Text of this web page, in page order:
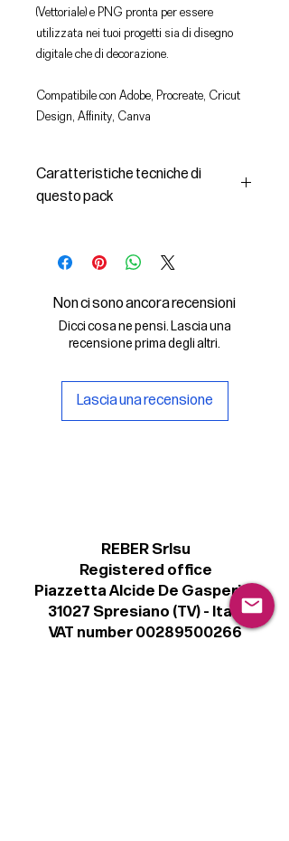
(Vettoriale) e PNG pronta per essere
utilizzata nei tuoi progetti sia di disegno
digitale che di decorazione.
Compatibile con Adobe, Procreate, Cricut
Design, Affinity, Canva
Caratteristiche tecniche di
questo pack
- le immagini descritte in formato
- la licenza d'uso delle grafiche
Il File SVG è compatibile con Adobe,
Cricut Design, Cricut
Procreate e Affinity
Non ci sono ancora recensioni
Dicci cosa ne pensi. Lascia una
recensione prima degli altri.
Lascia una recensione
REBER Srlsu
Registered office
Piazzetta Alcide De Gasperi, 3
31027 Spresiano (TV) - Italy
VAT number 00289500266